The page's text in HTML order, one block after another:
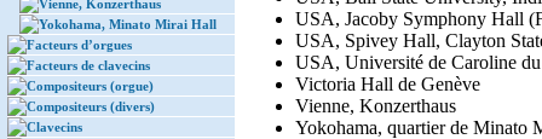
Vienne, Konzerthaus
Yokohama, Minato Mirai Hall
Facteurs d’orgues
Facteurs de clavecins
Compositeurs (orgue)
Compositeurs (divers)
Clavecins
USA, Jacoby Symphony Hall
USA, Spivey Hall, Clayton
USA, Université de Caroline
Victoria Hall de Genève
Vienne, Konzerthaus
Yokohama, quartier de Minato